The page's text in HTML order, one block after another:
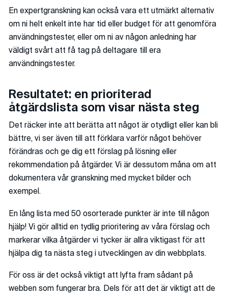
En expertgranskning kan också vara ett utmärkt alternativ
om ni helt enkelt inte har tid eller budget för att genomföra
användningstester, eller om ni av någon anledning har
väldigt svårt att få tag på deltagare till era
användningstester.
Resultatet: en prioriterad
åtgärdslista som visar nästa steg
Det räcker inte att berätta att något är otydligt eller kan bli
bättre, vi ser även till att förklara varför något behöver
förändras och ge dig ett förslag på lösning eller
rekommendation på åtgärder. Vi är dessutom måna om att
dokumentera vår granskning med mycket bilder och
exempel.
En lång lista med 50 osorterade punkter är inte till någon
hjälp! Vi gör alltid en tydlig prioritering av våra förslag och
markerar vilka åtgärder vi tycker är allra viktigast för att
hjälpa dig ta nästa steg i utvecklingen av din webbplats.
För oss är det också viktigt att lyfta fram sådant på
webben som fungerar bra. Dels för att det är viktigt att de